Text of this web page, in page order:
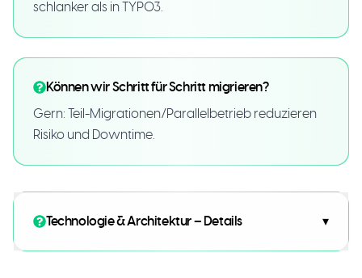
schlanker als in TYPO3.
Können wir Schritt für Schritt migrieren?
Gern: Teil-Migrationen/Parallelbetrieb reduzieren
Risiko und Downtime.
Technologie & Architektur – Details
▾